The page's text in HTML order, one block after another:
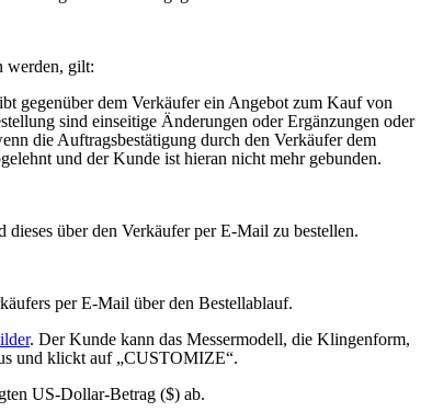
werden, gilt:
gegenüber dem Verkäufer ein Angebot zum Kauf von
sind einseitige Änderungen oder Ergänzungen oder
die Auftragsbestätigung durch den Verkäufer dem
und der Kunde ist hieran nicht mehr gebunden.
über den Verkäufer per E-Mail zu bestellen.
per E-Mail über den Bestellablauf.
. Der Kunde kann das Messermodell, die Klingenform,
und klickt auf „CUSTOMIZE“.
US-Dollar-Betrag ($) ab.